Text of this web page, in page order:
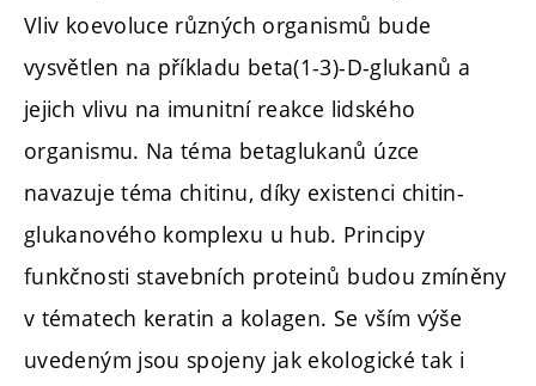
Vliv koevoluce různých organismů bude
vysvětlen na příkladu beta(1-3)-D-glukanů a
jejich vlivu na imunitní reakce lidského
organismu. Na téma betaglukanů úzce
navazuje téma chitinu, díky existenci chitin-
glukanového komplexu u hub. Principy
funkčnosti stavebních proteinů budou zmíněny
v tématech keratin a kolagen. Se vším výše
uvedeným jsou spojeny jak ekologické tak i